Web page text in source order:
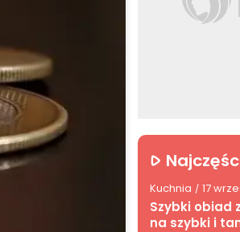
Kuchnia / 17
Szybki obiad
na szybki i